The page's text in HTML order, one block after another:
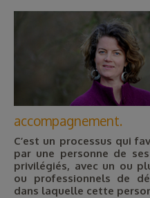
accompagnement.
C’est un processus qui
par une personne de
privilégiés, avec un ou
ou professionnels de
dans laquelle cette